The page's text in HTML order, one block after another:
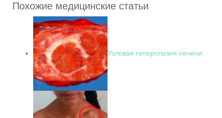
Похожие медицинские статьи
Узловая гиперплазия печени